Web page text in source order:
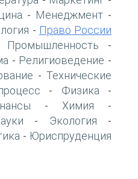
- Менеджмент -
- Право России
Промышленность -
- Религиоведение -
- Технические
- Физика -
- Химия -
- Экология -
- Юриспруденция